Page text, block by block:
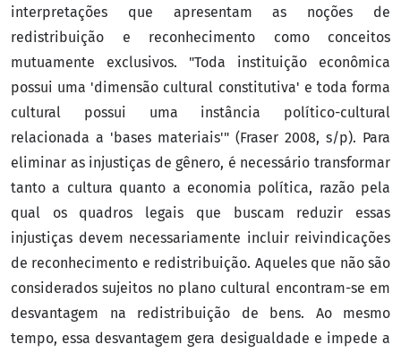
interpretações que apresentam as noções de
redistribuição e reconhecimento como conceitos
mutuamente exclusivos. "Toda instituição econômica
possui uma 'dimensão cultural constitutiva' e toda forma
cultural possui uma instância político-cultural
relacionada a 'bases materiais'" (Fraser 2008, s/p). Para
eliminar as injustiças de gênero, é necessário transformar
tanto a cultura quanto a economia política, razão pela
qual os quadros legais que buscam reduzir essas
injustiças devem necessariamente incluir reivindicações
de reconhecimento e redistribuição. Aqueles que não são
considerados sujeitos no plano cultural encontram-se em
desvantagem na redistribuição de bens. Ao mesmo
tempo, essa desvantagem gera desigualdade e impede a